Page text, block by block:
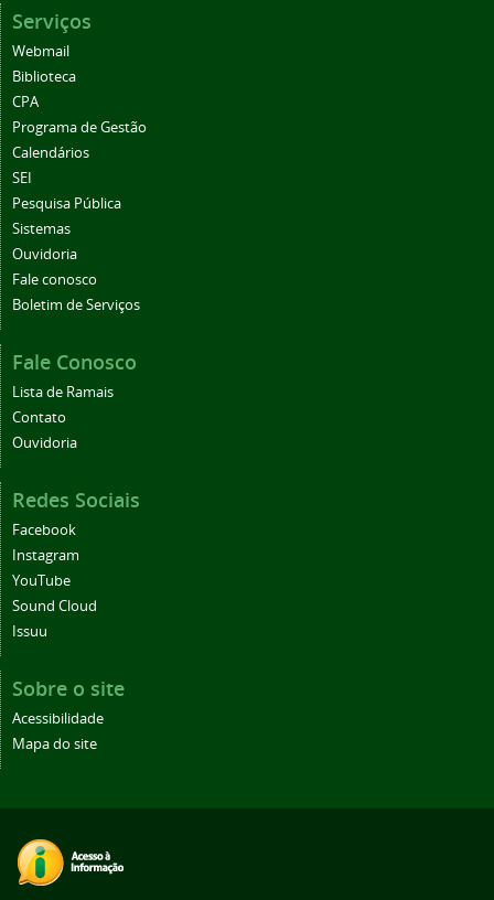
Serviços
Webmail
Biblioteca
CPA
Programa de Gestão
Calendários
SEI
Pesquisa Pública
Sistemas
Ouvidoria
Fale conosco
Boletim de Serviços
Fale Conosco
Lista de Ramais
Contato
Ouvidoria
Redes Sociais
Facebook
Instagram
YouTube
Sound Cloud
Issuu
Sobre o site
Acessibilidade
Mapa do site